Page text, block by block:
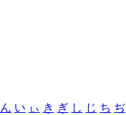
ん い ぃ き ぎ し じ ち ぢ